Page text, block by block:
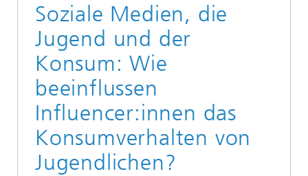
Soziale Medien, die
Jugend und der
Konsum: Wie
beeinflussen
Influencer:innen das
Konsumverhalten von
Jugendlichen?